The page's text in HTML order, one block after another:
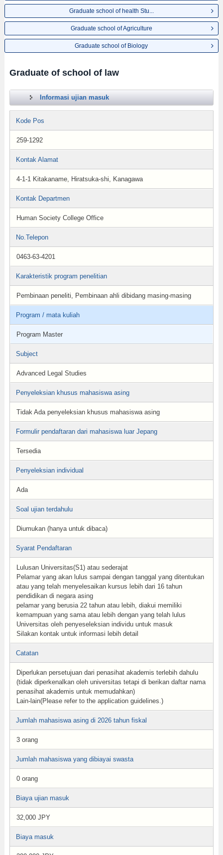
Graduate school of health Stu...
Graduate school of Agriculture
Graduate school of Biology
Graduate of school of law
Informasi ujian masuk
Kode Pos
259-1292
Kontak Alamat
4-1-1 Kitakaname, Hiratsuka-shi, Kanagawa
Kontak Departmen
Human Society College Office
No.Telepon
0463-63-4201
Karakteristik program penelitian
Pembinaan peneliti, Pembinaan ahli dibidang masing-masing
Program / mata kuliah
Program Master
Subject
Advanced Legal Studies
Penyeleksian khusus mahasiswa asing
Tidak Ada penyeleksian khusus mahasiswa asing
Formulir pendaftaran dari mahasiswa luar Jepang
Tersedia
Penyeleksian individual
Ada
Soal ujian terdahulu
Diumukan (hanya untuk dibaca)
Syarat Pendaftaran
Lulusan Universitas(S1) atau sederajat
Pelamar yang akan lulus sampai dengan tanggal yang ditentukan
atau yang telah menyelesaikan kursus lebih dari 16 tahun
pendidikan di negara asing
pelamar yang berusia 22 tahun atau lebih, diakui memiliki
kemampuan yang sama atau lebih dengan yang telah lulus
Universitas oleh penyeseleksian individu untuk masuk
Silakan kontak untuk informasi lebih detail
Catatan
Diperlukan persetujuan dari penasihat akademis terlebih dahulu
(tidak diperkenalkan oleh universitas tetapi di berikan daftar nama
penasihat akademis untuk memudahkan)
Lain-lain(Please refer to the application guidelines.)
Jumlah mahasiswa asing di 2026 tahun fiskal
3 orang
Jumlah mahasiswa yang dibiayai swasta
0 orang
Biaya ujian masuk
32,000 JPY
Biaya masuk